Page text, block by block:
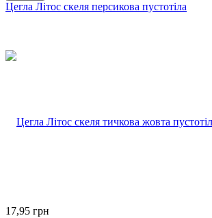
Цегла Літос скеля персикова пустотіла
17,95 грн